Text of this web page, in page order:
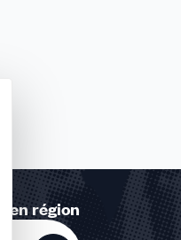
en région